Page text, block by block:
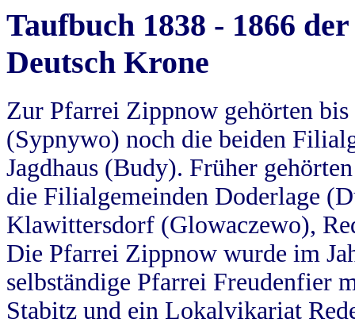
Taufbuch 1838 - 1866
Deutsch Krone
Zur Pfarrei Zippnow gehörten
(Sypnywo) noch die beiden
Jagdhaus (Budy). Früher
die Filialgemeinden Doderlage
Klawittersdorf (Glowaczewo),
Die Pfarrei Zippnow wurde im
selbständige Pfarrei Freudenfier
Stabitz und ein Lokalvikariat